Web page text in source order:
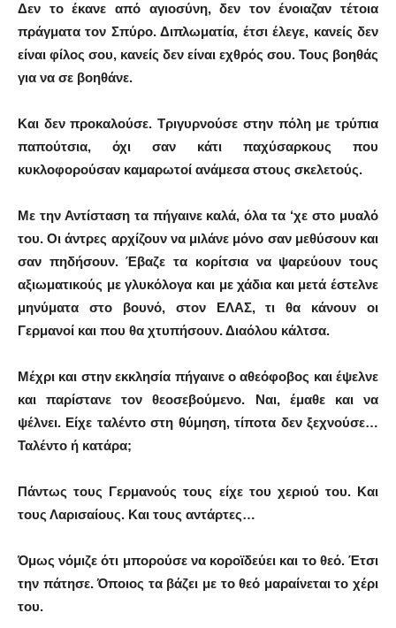
Δεν το έκανε από αγιοσύνη, δεν τον ένοιαζαν τέτοια
πράγματα τον Σπύρο. Διπλωματία, έτσι έλεγε, κανείς δεν
είναι φίλος σου, κανείς δεν είναι εχθρός σου. Τους βοηθάς
για να σε βοηθάνε.
Και δεν προκαλούσε. Τριγυρνούσε στην πόλη με τρύπια
παπούτσια, όχι σαν κάτι παχύσαρκους που
κυκλοφορούσαν καμαρωτοί ανάμεσα στους σκελετούς.
Με την Αντίσταση τα πήγαινε καλά, όλα τα ‘χε στο μυαλό
του. Οι άντρες αρχίζουν να μιλάνε μόνο σαν μεθύσουν και
σαν πηδήσουν. Έβαζε τα κορίτσια να ψαρεύουν τους
αξιωματικούς με γλυκόλογα και με χάδια και μετά έστελνε
μηνύματα στο βουνό, στον ΕΛΑΣ, τι θα κάνουν οι
Γερμανοί και που θα χτυπήσουν. Διαόλου κάλτσα.
Μέχρι και στην εκκλησία πήγαινε ο αθεόφοβος και έψελνε
και παρίστανε τον θεοσεβούμενο. Ναι, έμαθε και να
ψέλνει. Είχε ταλέντο στη θύμηση, τίποτα δεν ξεχνούσε…
Ταλέντο ή κατάρα;
Πάντως τους Γερμανούς τους είχε του χεριού του. Και
τους Λαρισαίους. Και τους αντάρτες…
Όμως νόμιζε ότι μπορούσε να κοροϊδεύει και το θεό. Έτσι
την πάτησε. Όποιος τα βάζει με το θεό μαραίνεται το χέρι
του.